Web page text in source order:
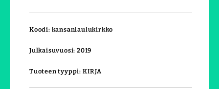
Koodi: kansanlaulukirkko
Julkaisuvuosi: 2019
Tuoteen tyyppi: KIRJA